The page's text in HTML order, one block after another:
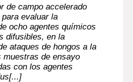
de campo accelerado
evaluar la
ocho agentes químicos
difusibles, en la
ataques de hongos a la
muestras de ensayo
con los agentes